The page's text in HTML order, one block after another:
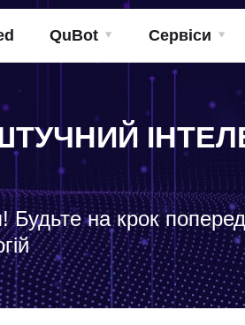
QuBot Сервіси
Будьте на крок